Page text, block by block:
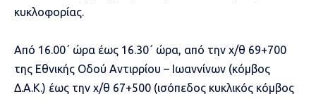
κυκλοφορίας.
Από 16.00΄ ώρα έως 16.30΄ ώρα, από την χ/θ 69+700
της Εθνικής Οδού Αντιρρίου – Ιωαννίνων (κόμβος
Δ.Α.Κ.) έως την χ/θ 67+500 (ισόπεδος κυκλικός κόμβος